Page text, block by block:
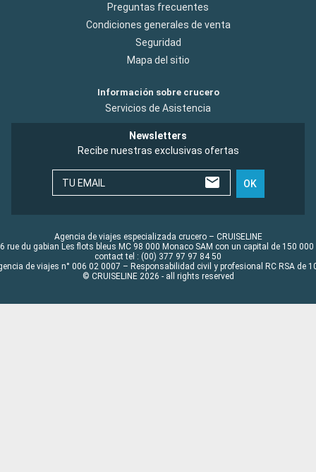
Preguntas frecuentes
Condiciones generales de venta
Seguridad
Mapa del sitio
Información sobre crucero
Servicios de Asistencia
Newsletters
Recibe nuestras exclusivas ofertas
TU EMAIL OK
Agencia de viajes especializada crucero – CRUISELINE
rue du gabian Les flots bleus MC 98 000 Monaco SAM con un capital de 150 000
contact tel : (00) 377 97 97 84 50
de viajes n° 006 02 0007 – Responsabilidad civil y profesional RC RSA de
© CRUISELINE 2026 - all rights reserved